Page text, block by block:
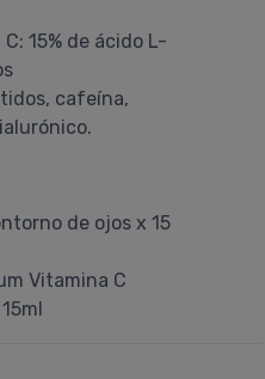
15% de ácido L-
cafeína,
de ojos x 15
Vitamina C